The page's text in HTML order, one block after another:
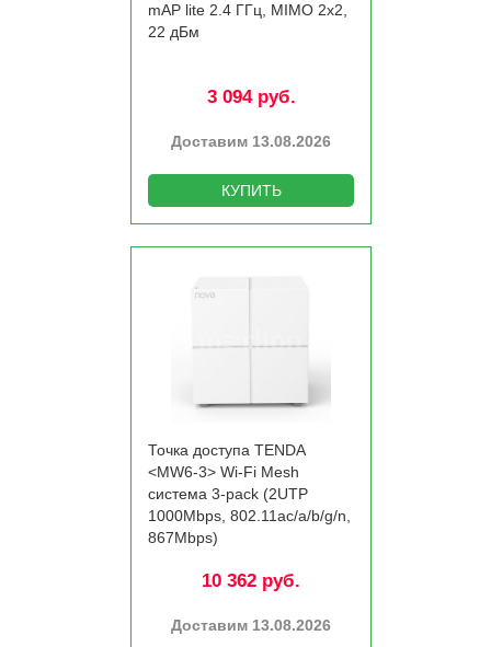
mAP lite 2.4 ГГц, MIMO 2x2,
22 дБм
3 094 руб.
Доставим 13.08.2026
КУПИТЬ
Точка доступа TENDA
<MW6-3> Wi-Fi Mesh
система 3-pack (2UTP
1000Mbps, 802.11ac/­a/­b/­g/­n,
867Mbps)
10 362 руб.
Доставим 13.08.2026